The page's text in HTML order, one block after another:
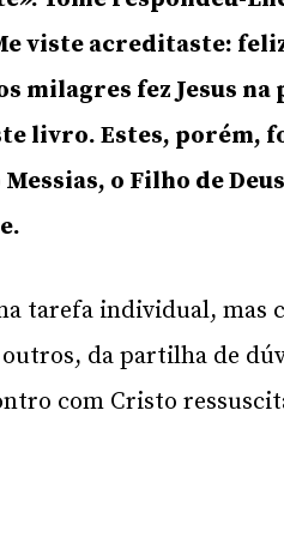
viste acreditaste:
milagres fez Jesus na
livro. Estes, porém,
o Filho de
tarefa individual, mas
da partilha de
com Cristo